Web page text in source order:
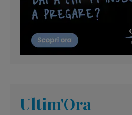
Ultim'Ora